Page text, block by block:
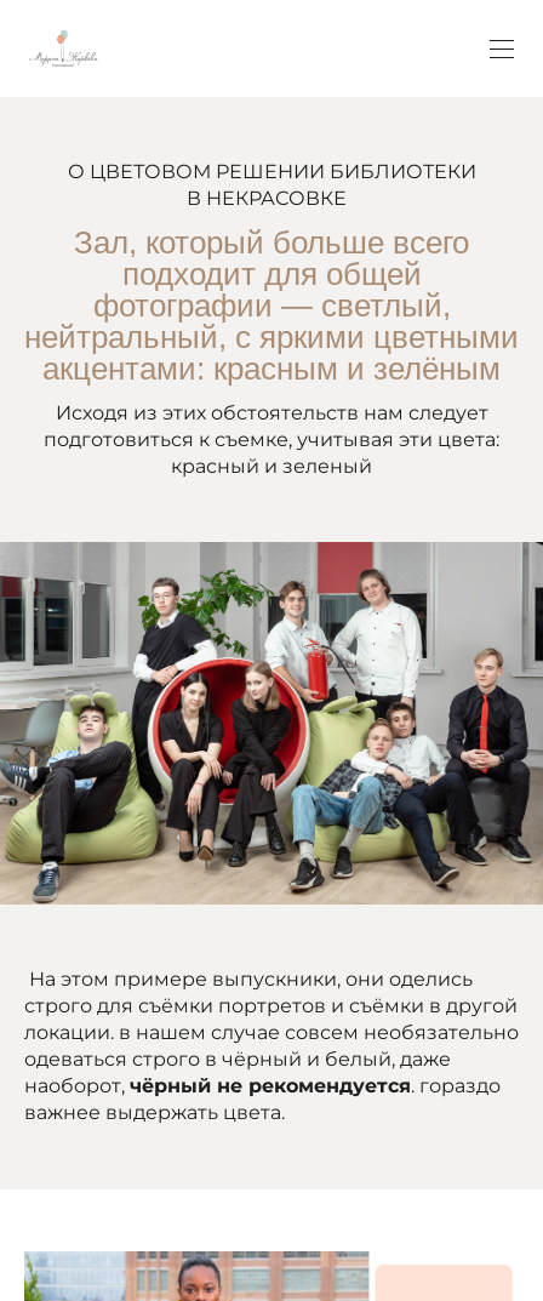
О ЦВЕТОВОМ РЕШЕНИИ БИБЛИОТЕКИ
В НЕКРАСОВКЕ
Зал, который больше всего
подходит для общей
фотографии — светлый,
нейтральный, с яркими цветными
акцентами: красным и зелёным
Исходя из этих обстоятельств нам следует
подготовиться к съемке, учитывая эти цвета:
красный и зеленый
На этом примере выпускники, они оделись
строго для съёмки портретов и съёмки в другой
локации. в нашем случае совсем необязательно
одеваться строго в чёрный и белый, даже
наоборот, чёрный не рекомендуется. гораздо
важнее выдержать цвета.